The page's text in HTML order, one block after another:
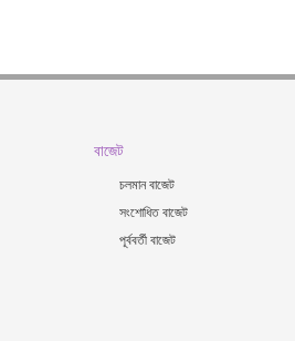
বাজেট
চলমান বাজেট
সংশোধিত বাজেট
পূর্ববর্তী বাজেট